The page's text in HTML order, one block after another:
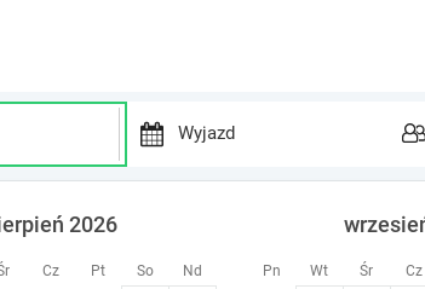
Cz Pt So Nd Pn Wt Śr Cz
2026